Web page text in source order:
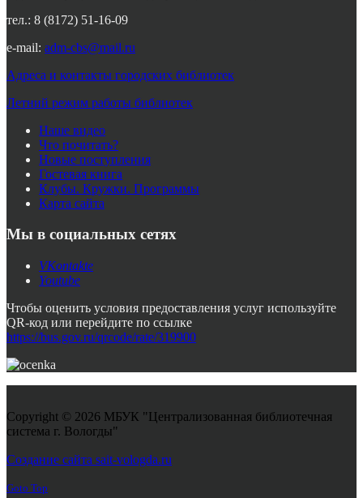
тел.: 8 (8172) 51-16-09
e-mail: adm-cbs@mail.ru
Адреса и контакты городских библиотек
Летний режим работы библиотек
Наше видео
Что почитать?
Новые поступления
Гостевая книга
Клубы. Кружки. Программы
Карта сайта
Мы в социальных сетях
VKontakte
Youtube
Чтобы оценить условия предоставления услуг используйте
QR-код или перейдите по ссылке
https://bus.gov.ru/qrcode/rate/319900
Copyright © 2026 МБУК "Централизованная библиотечная
система г. Вологды"
Создание сайта sait-vologda.ru
Goto Top